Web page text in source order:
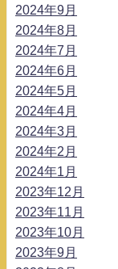
2024年9月
2024年8月
2024年7月
2024年6月
2024年5月
2024年4月
2024年3月
2024年2月
2024年1月
2023年12月
2023年11月
2023年10月
2023年9月